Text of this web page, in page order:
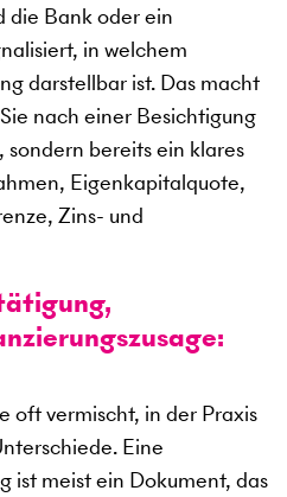
die Bank oder ein
in welchem
darstellbar ist. Das macht
nach einer Besichtigung
bereits ein klares
Eigenkapitalquote,
Zins- und
oft vermischt, in der Praxis
Eine
ist meist ein Dokument, das